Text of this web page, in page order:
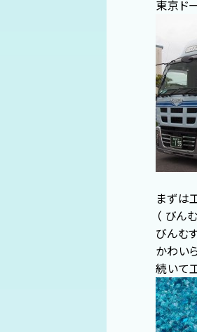
東京ド
まずは
（ びん
びんむ
かわい
続いて